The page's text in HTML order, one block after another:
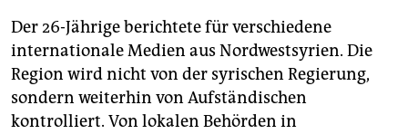
Der 26-Jährige berichtete für verschiedene
internationale Medien aus Nordwestsyrien. Die
Region wird nicht von der syrischen Regierung,
sondern weiterhin von Aufständischen
kontrolliert. Von lokalen Behörden in